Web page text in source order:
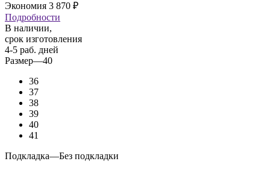
Экономия 3 870 ₽
Подробности
В наличии,
срок изготовления
4-5 раб. дней
Размер—40
36
37
38
39
40
41
Подкладка—Без подкладки